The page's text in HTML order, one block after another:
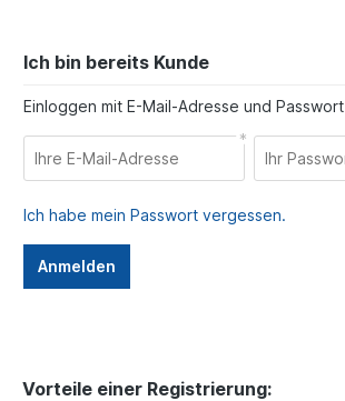
Ich bin bereits Kunde
Einloggen mit E-Mail-Adresse und Passwort
Ich habe mein Passwort vergessen.
Anmelden
Vorteile einer Registrierung: